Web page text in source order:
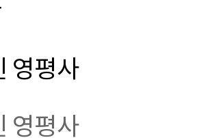
영평사
영평사